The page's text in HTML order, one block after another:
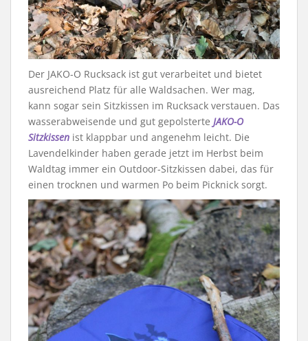
Der JAKO-O Rucksack ist gut verarbeitet und bietet
ausreichend Platz für alle Waldsachen. Wer mag,
kann sogar sein Sitzkissen im Rucksack verstauen. Das
wasserabweisende und gut gepolsterte JAKO-O
Sitzkissen ist klappbar und angenehm leicht. Die
Lavendelkinder haben gerade jetzt im Herbst beim
Waldtag immer ein Outdoor-Sitzkissen dabei, das für
einen trocknen und warmen Po beim Picknick sorgt.